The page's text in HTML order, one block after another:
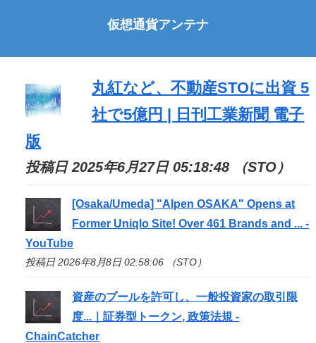
仮想通貨アンテナ
丸紅など、不動産STOに出資 5
社で5億円 | 日刊工業新聞 電子
版
投稿日 2025年6月27日 05:18:48 （STO）
[Osaka/Umeda] "Alpen OSAKA" Opens at
Former Uniqlo Site! Over 461 Brands and ... -
YouTube
投稿日 2026年8月8日 02:58:06 （STO）
資産のプールを許可し、一般投資家の取引限
度...｜証券型トークン, 政策法規 -
ChainCatcher